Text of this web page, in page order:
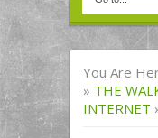
You Are
» THE
INTERNET